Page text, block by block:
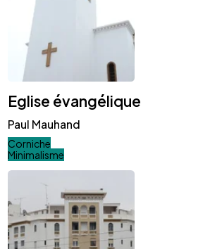
Eglise évangélique
Paul Mauhand
Corniche
Minimalisme